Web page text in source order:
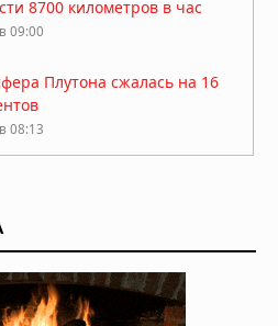
8700 километров в час
09:00
Плутона сжалась на 16
08:13
в 11:13
не хаос, а порядок,
за миллиарды лет